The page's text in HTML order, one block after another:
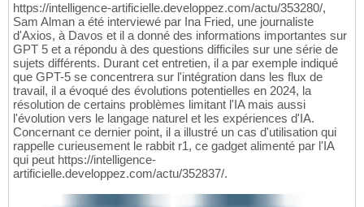
https://intelligence-artificielle.developpez.com/actu/353280/,
Sam Alman a été interviewé par Ina Fried, une journaliste
d'Axios, à Davos et il a donné des informations importantes sur
GPT 5 et a répondu à des questions difficiles sur une série de
sujets différents. Durant cet entretien, il a par exemple indiqué
que GPT-5 se concentrera sur l'intégration dans les flux de
travail, il a évoqué des évolutions potentielles en 2024, la
résolution de certains problèmes limitant l'IA mais aussi
l'évolution vers le langage naturel et les expériences d'IA.
Concernant ce dernier point, il a illustré un cas d'utilisation qui
rappelle curieusement le rabbit r1, ce gadget alimenté par l'IA
qui peut https://intelligence-
artificielle.developpez.com/actu/352837/.